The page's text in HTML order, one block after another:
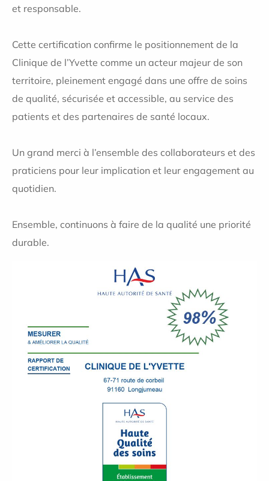
et responsable.
Cette certification confirme le positionnement de la
Clinique de l’Yvette comme un acteur majeur de son
territoire, pleinement engagé dans une offre de soins
de qualité, sécurisée et accessible, au service des
patients et des partenaires de santé locaux.
Un grand merci à l’ensemble des collaborateurs et des
praticiens pour leur implication et leur engagement au
quotidien.
Ensemble, continuons à faire de la qualité une priorité
durable.